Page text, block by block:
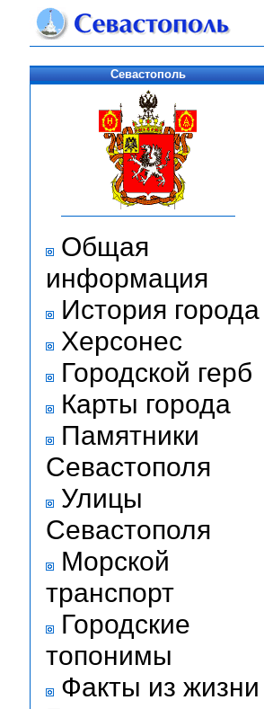
Севастополь
Общая
информация
История города
Херсонес
Городской герб
Карты города
Памятники
Севастополя
Улицы
Севастополя
Морской
транспорт
Городские
топонимы
Факты из жизни